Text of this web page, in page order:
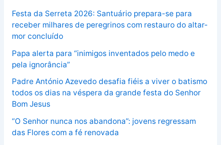
Festa da Serreta 2026: Santuário prepara-se para
receber milhares de peregrinos com restauro do altar-
mor concluído
Papa alerta para “inimigos inventados pelo medo e
pela ignorância”
Padre António Azevedo desafia fiéis a viver o batismo
todos os dias na véspera da grande festa do Senhor
Bom Jesus
“O Senhor nunca nos abandona”: jovens regressam
das Flores com a fé renovada